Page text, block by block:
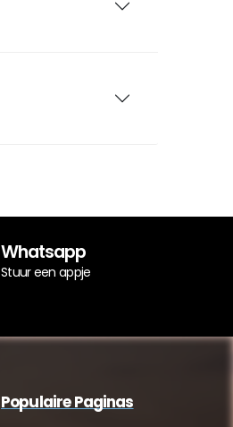
Whatsapp
Stuur een appje
Populaire Paginas